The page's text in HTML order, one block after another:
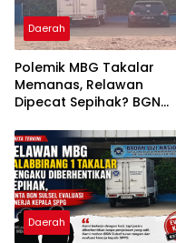
Daerah
Polemik MBG Takalar
Memanas, Relawan
Dipecat Sepihak? BGN
Daerah